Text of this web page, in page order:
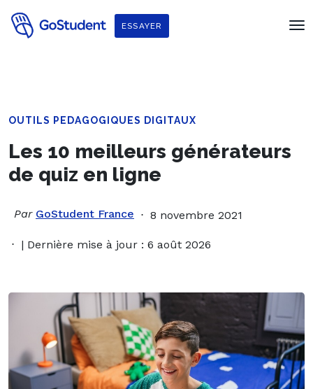
ESSAYER
OUTILS PEDAGOGIQUES DIGITAUX
Les 10 meilleurs générateurs
de quiz en ligne
Par GoStudent France 8 novembre 2021
| Dernière mise à jour : 6 août 2026